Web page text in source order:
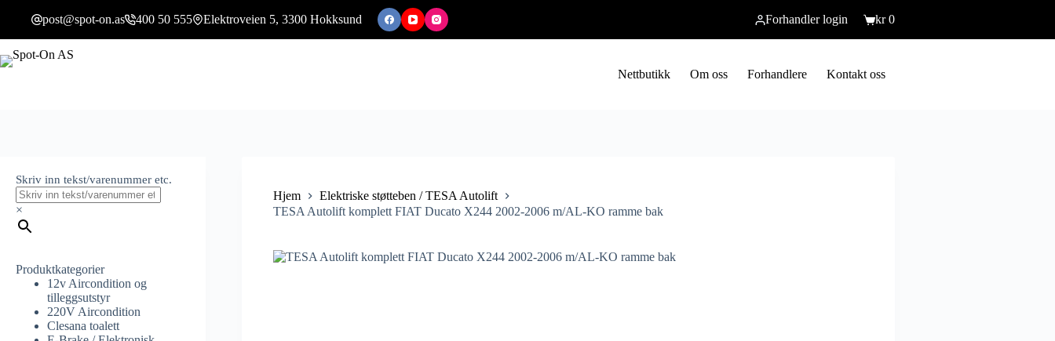
post@spot-on.as 400 50 555 Elektroveien 5, 3300 Hokksund Forhandler login kr0
Nettbutikk Om oss Forhandlere Kontakt oss
Hjem
Elektriske støtteben / TESA Autolift
TESA Autolift komplett FIAT Ducato X244 2002-2006 m/AL-KO ramme bak
Skriv inn tekst/varenummer etc.
×
Produktkategorier
12v Aircondition og
tilleggsutstyr
220V Aircondition
Clesana toalett